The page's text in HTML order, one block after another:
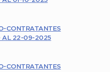
CONTRATANTES
AL 22-09-2025
CONTRATANTES